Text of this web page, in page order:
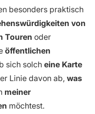
besonders praktisch
von
Touren oder
öffentlichen
sich solch eine Karte
Linie davon ab, was
meiner
möchtest.